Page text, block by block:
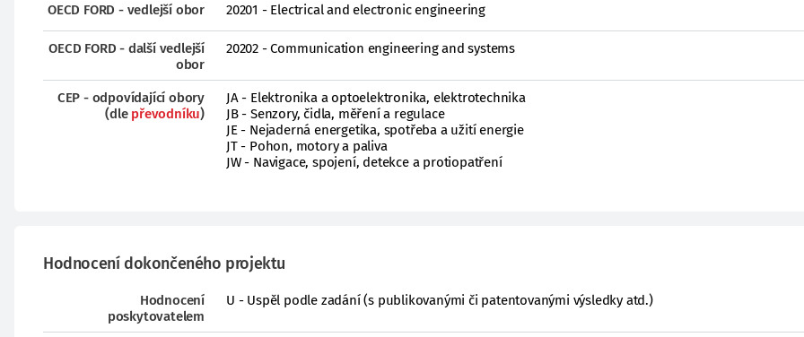
OECD FORD - vedlejší obor 20201 - Electrical and electronic engineering
OECD FORD - další vedlejší
obor
20202 - Communication engineering and systems
CEP - odpovídající obory
(dle převodníku)
JA - Elektronika a optoelektronika, elektrotechnika
JB - Senzory, čidla, měření a regulace
JE - Nejaderná energetika, spotřeba a užití energie
JT - Pohon, motory a paliva
JW - Navigace, spojení, detekce a protiopatření
Hodnocení dokončeného projektu
Hodnocení
poskytovatelem
U - Uspěl podle zadání (s publikovanými či patentovanými výsledky atd.)